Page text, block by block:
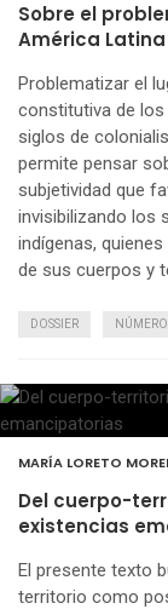
Sobre el
América Latina
Problematizar el
constitutiva de
siglos de
permite pensar
subjetividad que
invisibilizando los
indígenas,
de sus cuerpos y
DOSSIER
MARÍA LORETO
Del cuerpo-
existencias
El presente texto
territorio como